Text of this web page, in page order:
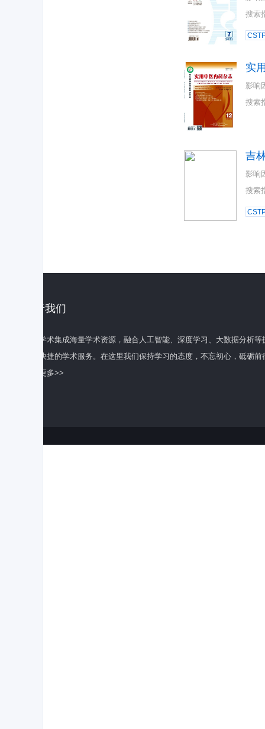
搜索
实
影响
搜索
吉
影响
搜索
关于我们
百度学术集成海量学术资源，融合人工智能、深度学习、大数据分析
全面快捷的学术服务。在这里我们保持学习的态度，不忘初心，砥砺前
了解更多>>